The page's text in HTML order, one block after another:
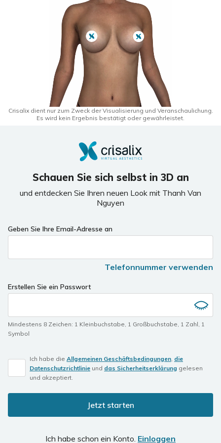
Crisalix dient nur zum Zweck der Visualisierung und Veranschaulichung.
Es wird kein Ergebnis bestätigt oder gewährleistet.
Schauen Sie sich selbst in 3D an
und entdecken Sie Ihren neuen Look mit Thanh Van
Nguyen
Geben Sie Ihre Email-Adresse an
Telefonnummer verwenden
Erstellen Sie ein Passwort
Mindestens 8 Zeichen: 1 Kleinbuchstabe, 1 Großbuchstabe, 1 Zahl, 1
Symbol
Ich habe die Allgemeinen Geschäftsbedingungen, die
Datenschutzrichtlinie und das Sicherheitserklärung gelesen
und akzeptiert.
Jetzt starten
Ich habe schon ein Konto. Einloggen